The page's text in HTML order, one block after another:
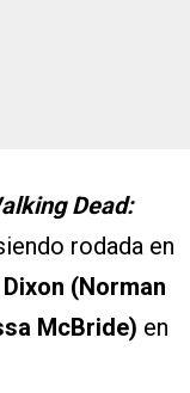
Dead:
rodada en
Dixon (Norman
McBride) en